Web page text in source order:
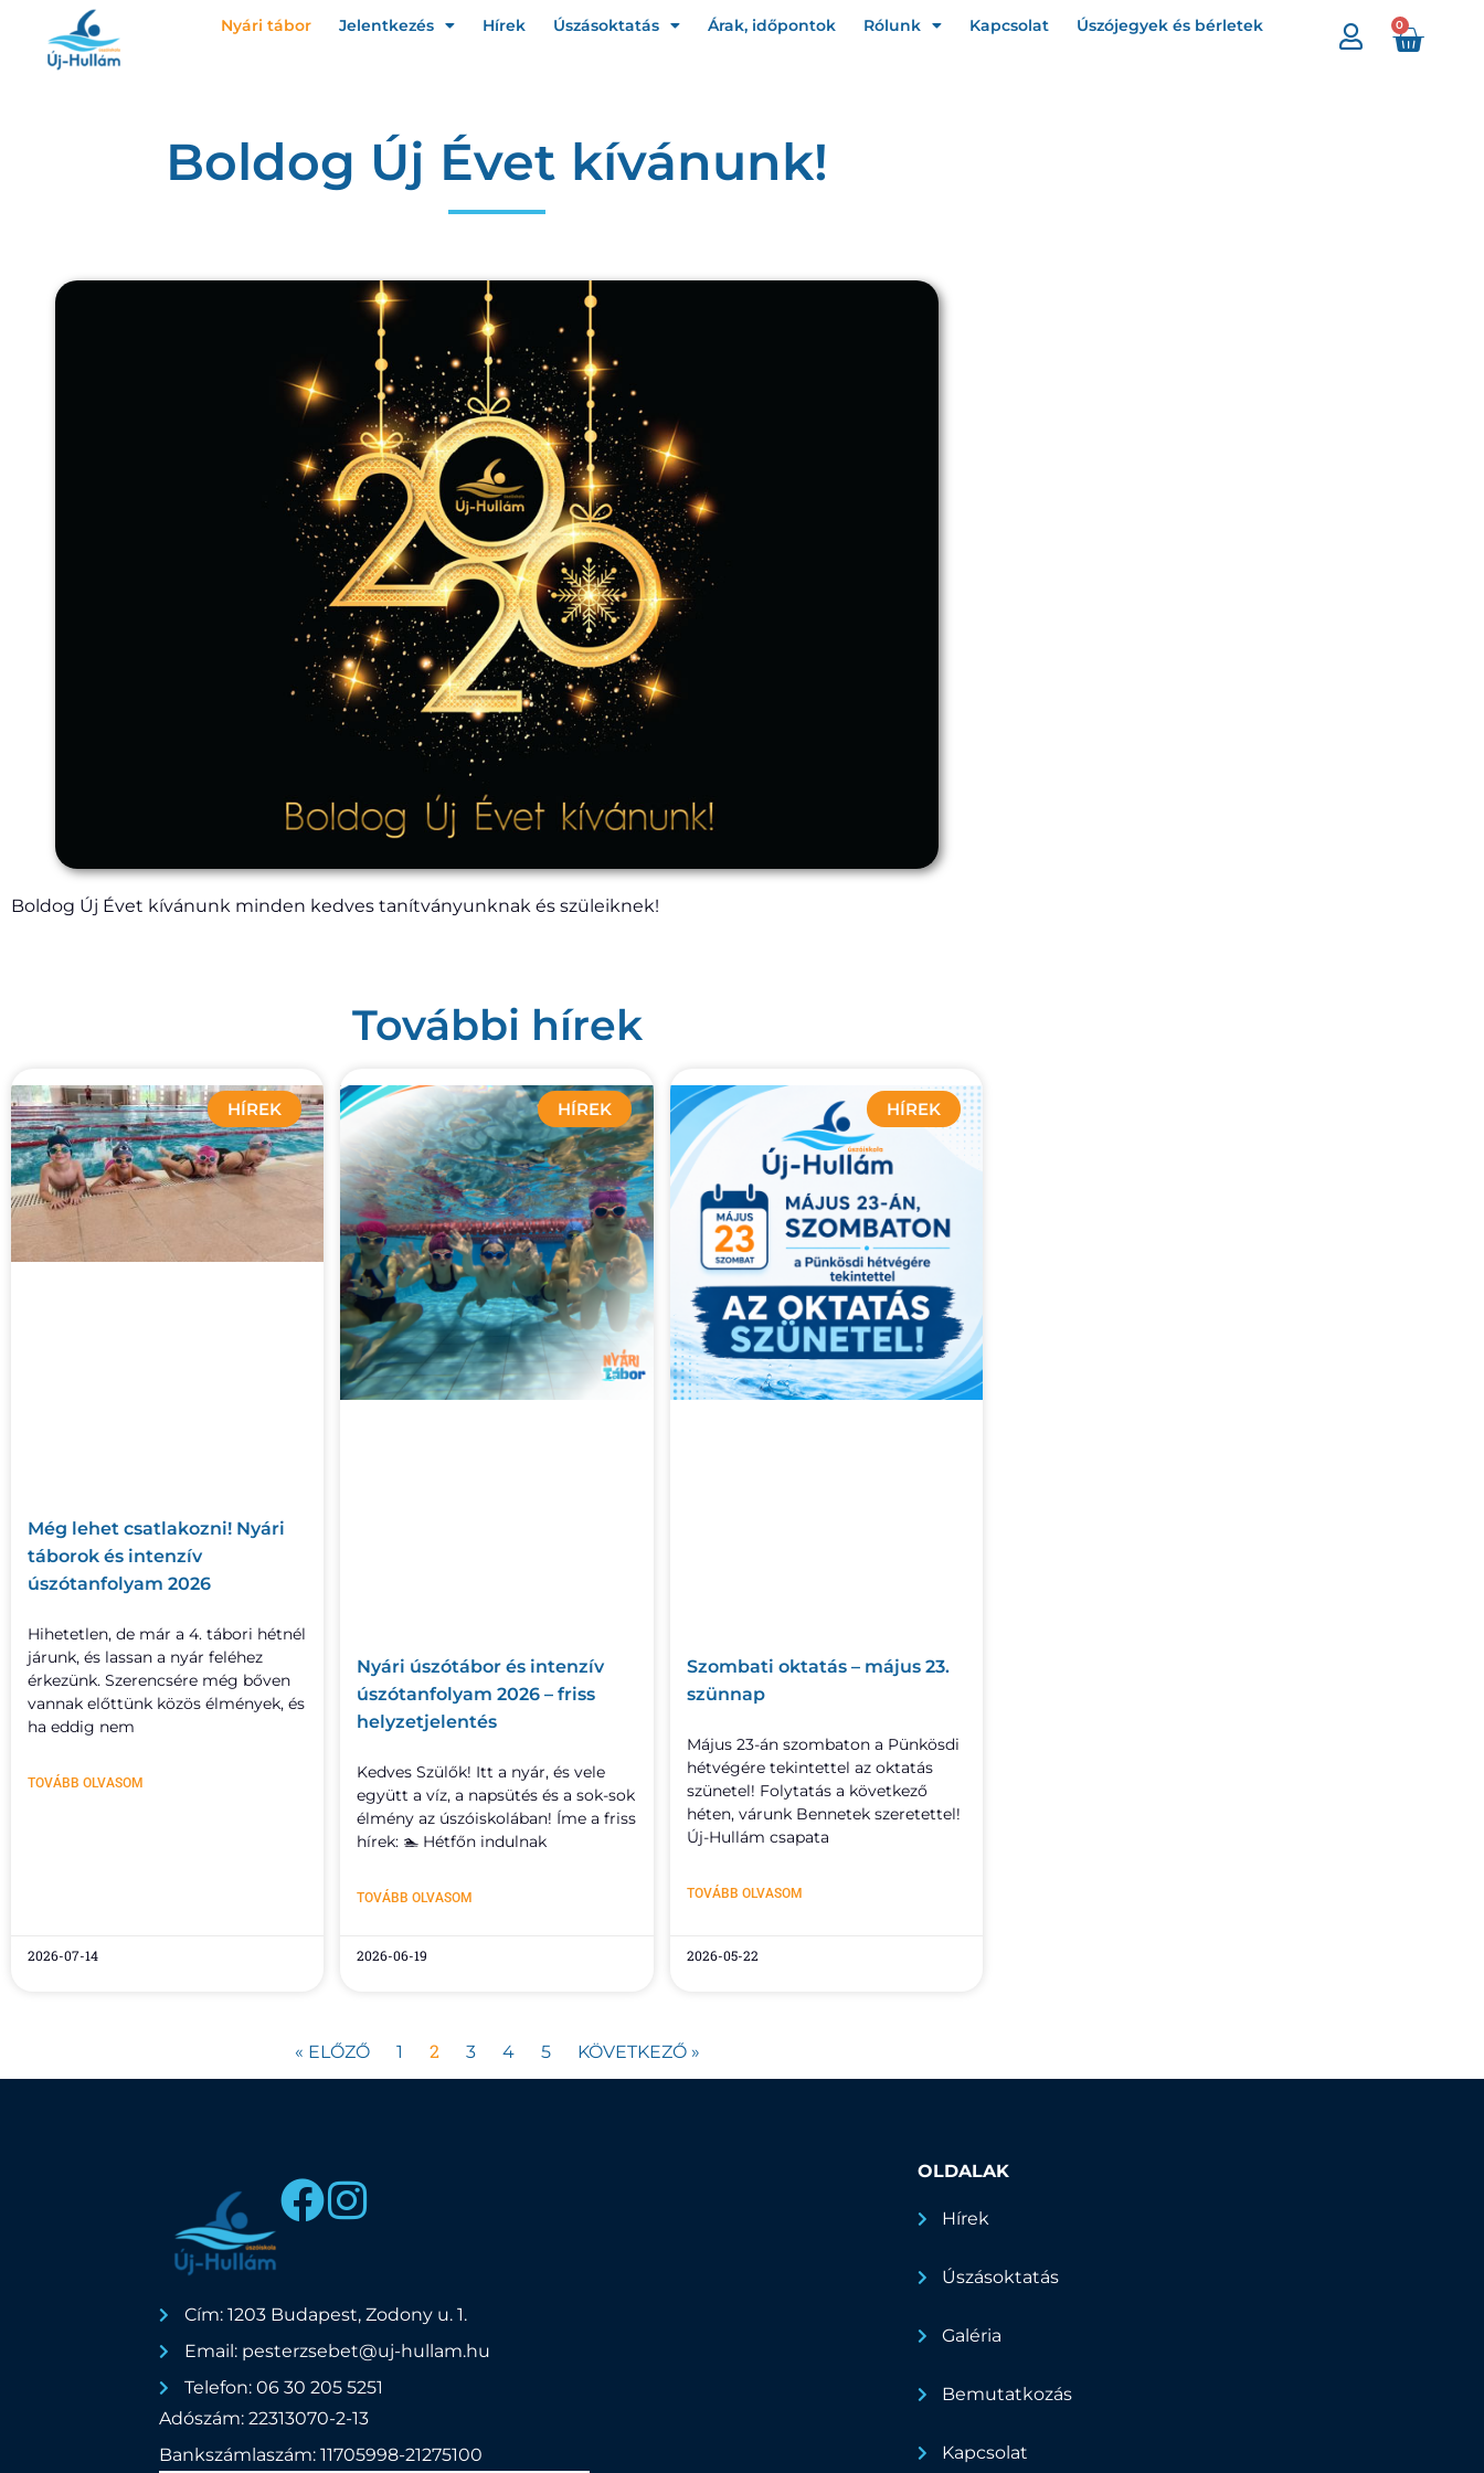
Nyári tábor Jelentkezés Hírek Úszásoktatás Árak, időpontok Rólunk Kapcsolat Úszójegyek és bérletek 0
Boldog Új Évet kívánunk!
Boldog Új Évet kívánunk minden kedves tanítványunknak és szüleiknek!
További hírek
HÍREK
Még lehet csatlakozni! Nyári
táborok és intenzív
úszótanfolyam 2026
Hihetetlen, de már a 4. tábori hétnél
járunk, és lassan a nyár feléhez
érkezünk. Szerencsére még bőven
vannak előttünk közös élmények, és
ha eddig nem
TOVÁBB OLVASOM
2026-07-14
HÍREK
Nyári úszótábor és intenzív
úszótanfolyam 2026 – friss
helyzetjelentés
Kedves Szülők! Itt a nyár, és vele
együtt a víz, a napsütés és a sok-sok
élmény az úszóiskolában! Íme a friss
hírek: 🏊 Hétfőn indulnak
TOVÁBB OLVASOM
2026-06-19
HÍREK
Szombati oktatás – május 23.
szünnap
Május 23-án szombaton a Pünkösdi
hétvégére tekintettel az oktatás
szünetel! Folytatás a következő
héten, várunk Bennetek szeretettel!
Új-Hullám csapata
TOVÁBB OLVASOM
2026-05-22
« ELŐZŐ 1 2 3 4 5 KÖVETKEZŐ »
Cím: 1203 Budapest, Zodony u. 1.
Email: pesterzsebet@uj-hullam.hu
Telefon: 06 30 205 5251
Adószám: 22313070-2-13
Bankszámlaszám: 11705998-21275100
OLDALAK
Hírek
Úszásoktatás
Galéria
Bemutatkozás
Kapcsolat